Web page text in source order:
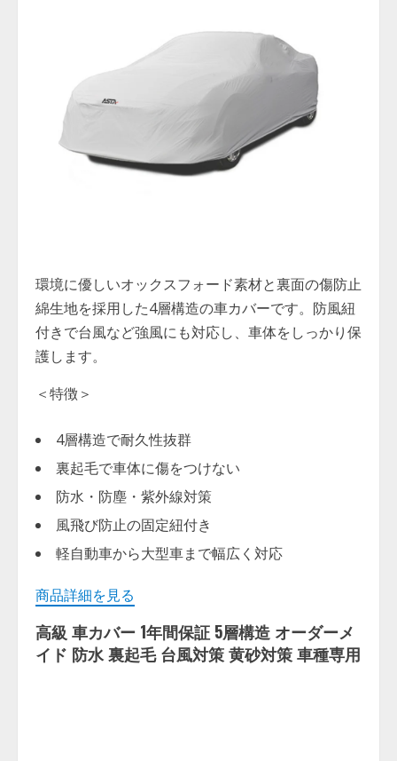
環境に優しいオックスフォード素材と裏面の傷防止
綿生地を採用した4層構造の車カバーです。防風紐
付きで台風など強風にも対応し、車体をしっかり保
護します。
＜特徴＞
4層構造で耐久性抜群
裏起毛で車体に傷をつけない
防水・防塵・紫外線対策
風飛び防止の固定紐付き
軽自動車から大型車まで幅広く対応
商品詳細を見る
高級 車カバー 1年間保証 5層構造 オーダーメ
イド 防水 裏起毛 台風対策 黄砂対策 車種専用